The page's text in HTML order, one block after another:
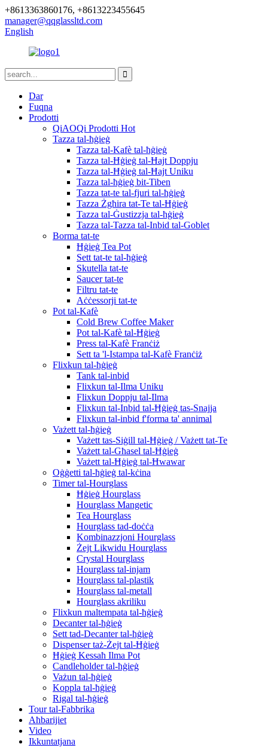
+8613363860176, +8613223455645
manager@qqglassltd.com
English
Dar
Fuqna
Prodotti
QiAOQi Prodotti Hot
Tazza tal-ħġieġ
Tazza tal-Kafè tal-ħġieġ
Tazza tal-Ħġieġ tal-Ħajt Doppju
Tazza tal-Ħġieġ tal-Ħajt Uniku
Tazza tal-ħġieġ bit-Tiben
Tazza tat-te tal-fjuri tal-ħġieġ
Tazza Żgħira tat-Te tal-Ħġieġ
Tazza tal-Ġustizzja tal-ħġieġ
Tazza tal-Tazza tal-Inbid tal-Goblet
Borma tat-te
Ħġieġ Tea Pot
Sett tat-te tal-ħġieġ
Skutella tat-te
Saucer tat-te
Filtru tat-te
Aċċessorji tat-te
Pot tal-Kafè
Cold Brew Coffee Maker
Pot tal-Kafè tal-Ħġieġ
Press tal-Kafè Franċiż
Sett ta 'l-Istampa tal-Kafè Franċiż
Flixkun tal-ħġieġ
Tank tal-inbid
Flixkun tal-Ilma Uniku
Flixkun Doppju tal-Ilma
Flixkun tal-Inbid tal-Ħġieġ tas-Snajja
Flixkun tal-inbid f'forma ta' annimal
Vażett tal-ħġieġ
Vażett tas-Siġill tal-Ħġieġ / Vażett tat-Te
Vażett tal-Għasel tal-Ħġieġ
Vażett tal-Ħġieġ tal-Ħwawar
Oġġetti tal-ħġieġ tal-kċina
Timer tal-Hourglass
Ħġieġ Hourglass
Hourglass Mangetic
Tea Hourglass
Hourglass tad-doċċa
Kombinazzjoni Hourglass
Żejt Likwidu Hourglass
Crystal Hourglass
Hourglass tal-injam
Hourglass tal-plastik
Hourglass tal-metall
Hourglass akriliku
Flixkun maltempata tal-ħġieġ
Decanter tal-ħġieġ
Sett tad-Decanter tal-ħġieġ
Dispenser taż-Żejt tal-Ħġieġ
Ħġieġ Kessaħ Ilma Pot
Candleholder tal-ħġieġ
Vażun tal-ħġieġ
Koppla tal-ħġieġ
Rigal tal-ħġieġ
Tour tal-Fabbrika
Aħbarijiet
Video
Ikkuntatjana